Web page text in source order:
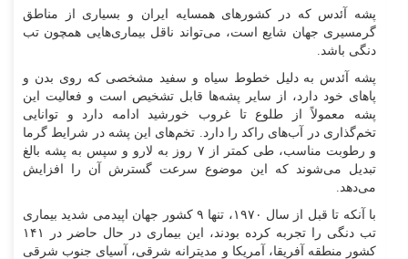
پشه آئدس که در کشور‌های همسایه ایران و بسیاری از مناطق
گرمسیری جهان شایع است، می‌تواند ناقل بیماری‌هایی همچون تب
دنگی باشد.
پشه آئدس به دلیل خطوط سیاه و سفید مشخصی که روی بدن و
پا‌های خود دارد، از سایر پشه‌ها قابل تشخیص است و فعالیت این
پشه معمولاً از طلوع تا غروب خورشید ادامه دارد و توانایی
تخم‌گذاری در آب‌های راکد را دارد. تخم‌های این پشه در شرایط گرما
و رطوبت مناسب، طی کمتر از ۷ روز به لارو و سپس به پشه بالغ
تبدیل می‌شوند که این موضوع سرعت گسترش آن را افزایش
می‌دهد.
با آنکه تا قبل از سال ۱۹۷۰، تنها ۹ کشور جهان اپیدمی شدید بیماری
تب دنگی را تجربه کرده بودند، این بیماری در حال حاضر در ۱۴۱
کشور منطقه آفریقا، آمریکا و مدیترانه شرقی، آسیای جنوب شرقی